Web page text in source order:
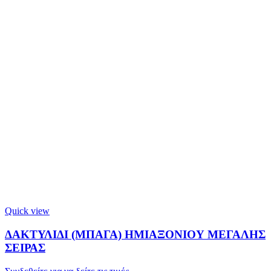
Quick view
ΔΑΚΤΥΛΙΔΙ (ΜΠΑΓΑ) ΗΜΙΑΞΟΝΙΟΥ ΜΕΓΑΛΗΣ
ΣΕΙΡΑΣ